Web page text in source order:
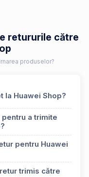
retururile către
produselor?
la Huawei Shop?
a trimite
pentru Huawei
trimis către